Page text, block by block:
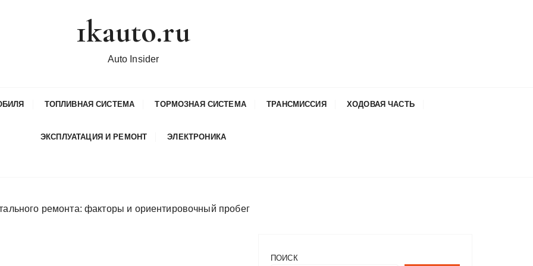
1kauto.ru
Auto Insider
ТОПЛИВНАЯ СИСТЕМА ТОРМОЗНАЯ СИСТЕМА ТРАНСМИССИЯ ХОДОВАЯ ЧАСТЬ
ЭКСПЛУАТАЦИЯ И РЕМОНТ ЭЛЕКТРОНИКА
ремонта: факторы и ориентировочный пробег
ПОИСК